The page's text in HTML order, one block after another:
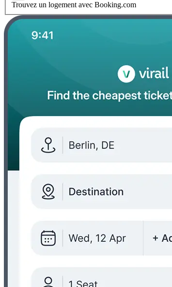
Trouvez un logement avec Booking.com